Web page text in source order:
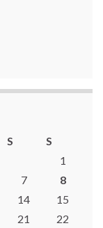
S
S
1
7
8
14
15
21
22